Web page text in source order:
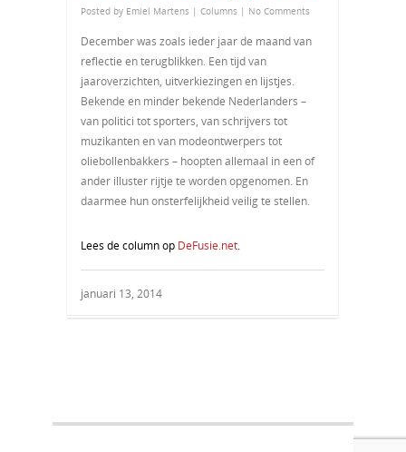
Posted by Emiel Martens | Columns | No Comments
December was zoals ieder jaar de maand van
reflectie en terugblikken. Een tijd van
jaaroverzichten, uitverkiezingen en lijstjes.
Bekende en minder bekende Nederlanders –
van politici tot sporters, van schrijvers tot
muzikanten en van modeontwerpers tot
oliebollenbakkers – hoopten allemaal in een of
ander illuster rijtje te worden opgenomen. En
daarmee hun onsterfelijkheid veilig te stellen.
Lees de column op DeFusie.net.
januari 13, 2014